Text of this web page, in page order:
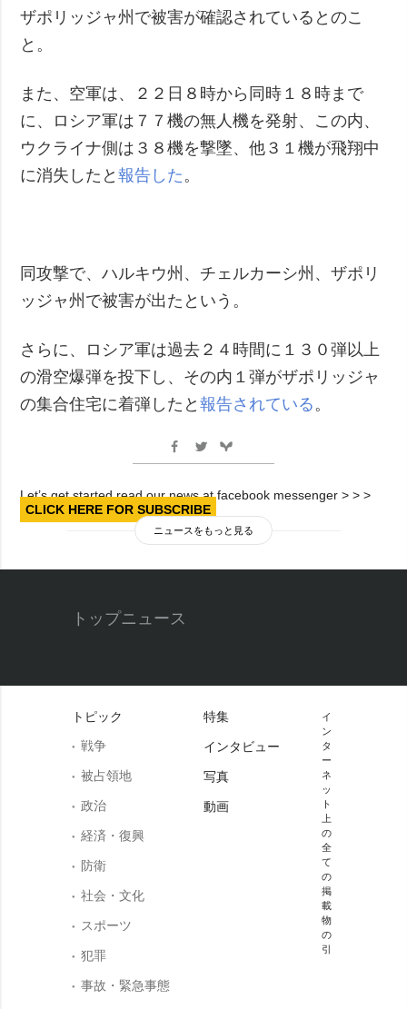
ザポリッジャ州で被害が確認されているとのこ
と。
また、空軍は、２２日８時から同時１８時まで
に、ロシア軍は７７機の無人機を発射、この内、
ウクライナ側は３８機を撃墜、他３１機が飛翔中
に消失したと報告した 。
同攻撃で、ハルキウ州、チェルカーシ州、ザポリ
ッジャ州で被害が出たという。
さらに、ロシア軍は過去２４時間に１３０弾以上
の滑空爆弾を投下し、その内１弾がザポリッジャ
の集合住宅に着弾したと報告されている 。
Let’s get started read our news at facebook messenger > > >
CLICK HERE FOR SUBSCRIBE
ニュースをもっと見る
トップニュース
トピック
戦争
被占領地
政治
経済・復興
防衛
社会・文化
スポーツ
犯罪
事故・緊急事態
特集
インタビュー
写真
動画
イ
ン
タ
ー
ネ
ッ
ト
上
の
全
て
の
掲
載
物
の
引